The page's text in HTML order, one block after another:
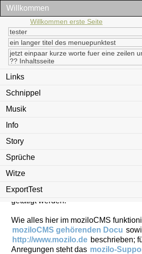
Willkommen
Willkommen erste Seite
tester
ein langer titel des menuepunktest
jetzt einpaar kurze worte fuer eine zeilen
?? Inhaltsseite
Links
Schnippel
Musik
Info
Story
Sprüche
Witze
ExportTest
Willkommen...
... im frisch installierten moziloCMS 2.0!
heute ist Sonntag
Die Zugangsdaten für die
Konfigurationsoberfläche
können nun weitere Einstellungen für
getätigt werden.
Wie alles hier im moziloCMS
moziloCMS gehörenden Docu
http://www.mozilo.de beschrieben;
Anregungen steht das mozilo-